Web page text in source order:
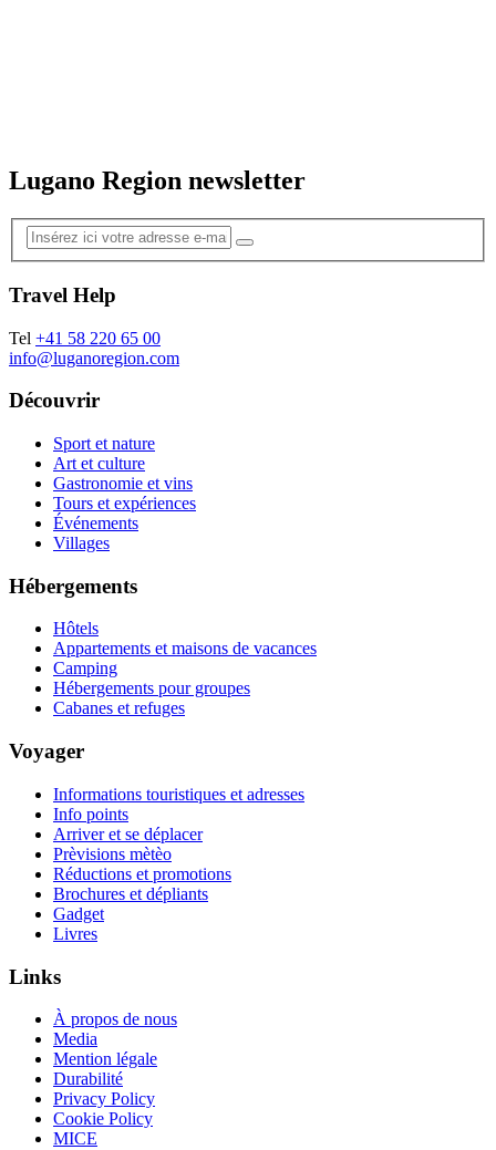
Lugano Region newsletter
Travel Help
Tel +41 58 220 65 00
info@luganoregion.com
Découvrir
Sport et nature
Art et culture
Gastronomie et vins
Tours et expériences
Événements
Villages
Hébergements
Hôtels
Appartements et maisons de vacances
Camping
Hébergements pour groupes
Cabanes et refuges
Voyager
Informations touristiques et adresses
Info points
Arriver et se déplacer
Prèvisions mètèo
Réductions et promotions
Brochures et dépliants
Gadget
Livres
Links
À propos de nous
Media
Mention légale
Durabilité
Privacy Policy
Cookie Policy
MICE